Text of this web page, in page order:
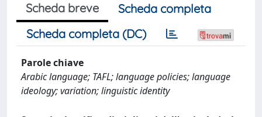
Scheda breve
Scheda completa
Scheda completa (DC)
Parole chiave
Arabic language; TAFL; language policies; language
ideology; variation; linguistic identity